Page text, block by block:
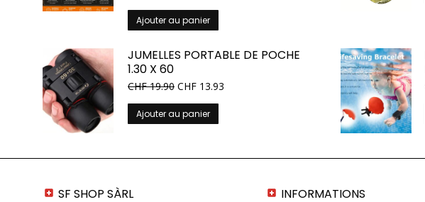
Ajouter au panier
JUMELLES PORTABLE DE POCHE
1.30 X 60
CHF19.90 CHF 13.93
Ajouter au panier
SF SHOP SÀRL INFORMATIONS